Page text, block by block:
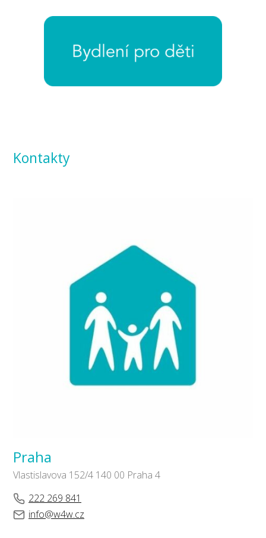
Kontakty
Praha
Vlastislavova 152/4 140 00 Praha 4
222 269 841
info@w4w.cz